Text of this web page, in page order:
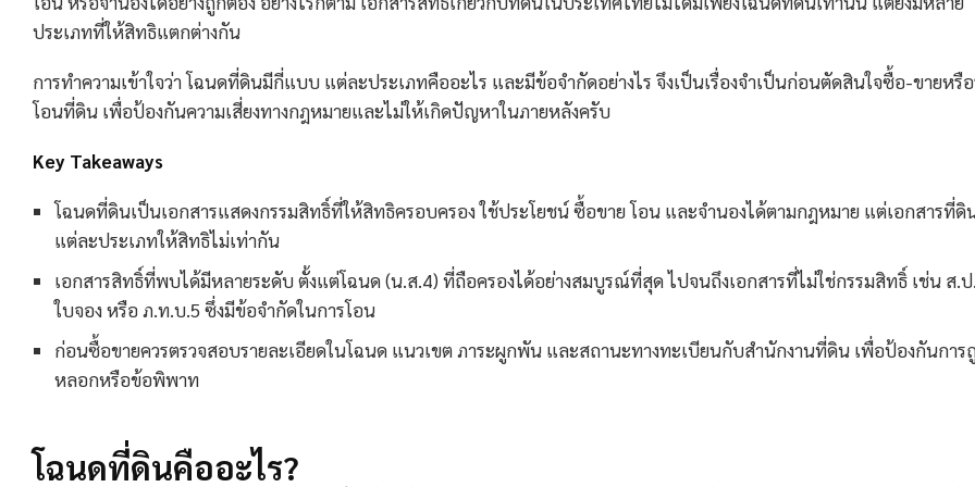
ประเภทที่ให้สิทธิแตกต่างกัน
การทำความเข้าใจว่า โฉนดที่ดินมีกี่แบบ แต่ละประเภทคืออะไร และมีข้อจำกัดอย่างไร จึงเป็นเรื่องจำเป็นก่อนตัดสินใจซื้อ-ขายหรื
โอนที่ดิน เพื่อป้องกันความเสี่ยงทางกฎหมายและไม่ให้เกิดปัญหาในภายหลังครับ
Key Takeaways
โฉนดที่ดินเป็นเอกสารแสดงกรรมสิทธิ์ที่ให้สิทธิครอบครอง ใช้ประโยชน์ ซื้อขาย โอน และจำนองได้ตามกฎหมาย แต่เอกสารที่ดิ
แต่ละประเภทให้สิทธิไม่เท่ากัน
เอกสารสิทธิ์ที่พบได้มีหลายระดับ ตั้งแต่โฉนด (น.ส.4) ที่ถือครองได้อย่างสมบูรณ์ที่สุด ไปจนถึงเอกสารที่ไม่ใช่กรรมสิทธิ์ เช่น ส.ป
ใบจอง หรือ ภ.ท.บ.5 ซึ่งมีข้อจำกัดในการโอน
ก่อนซื้อขายควรตรวจสอบรายละเอียดในโฉนด แนวเขต ภาระผูกพัน และสถานะทางทะเบียนกับสำนักงานที่ดิน เพื่อป้องกันการ
หลอกหรือข้อพิพาท
โฉนดที่ดินคืออะไร?